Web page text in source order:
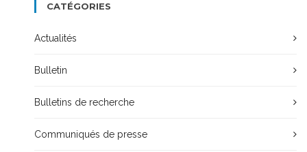
CATÉGORIES
Actualités
Bulletin
Bulletins de recherche
Communiqués de presse